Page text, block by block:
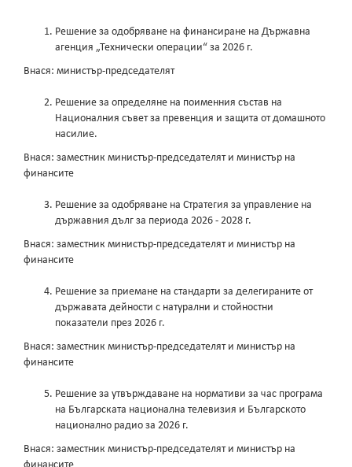
Решение за одобряване на финансиране на Държавна
агенция „Технически операции“ за 2026 г.
Внася: министър-председателят
Решение за определяне на поименния състав на
Националния съвет за превенция и защита от домашното
насилие.
Внася: заместник министър-председателят и министър на
финансите
Решение за одобряване на Стратегия за управление на
държавния дълг за периода 2026 - 2028 г.
Внася: заместник министър-председателят и министър на
финансите
Решение за приемане на стандарти за делегираните от
държавата дейности с натурални и стойностни
показатели през 2026 г.
Внася: заместник министър-председателят и министър на
финансите
Решение за утвърждаване на нормативи за час програма
на Българската национална телевизия и Българското
национално радио за 2026 г.
Внася: заместник министър-председателят и министър на